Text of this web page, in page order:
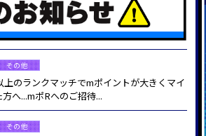
その他
上のランクマッチでmポイントが大きくマイ
へ...mポRへのご招待...
その他